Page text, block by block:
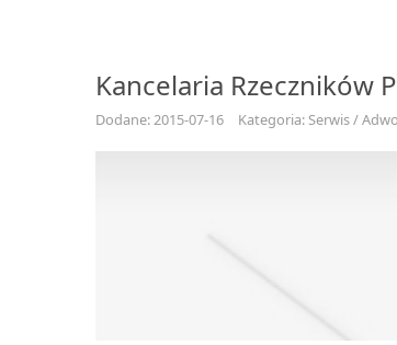
Kancelaria Rzeczników
Dodane: 2015-07-16 Kategoria: Serwis /